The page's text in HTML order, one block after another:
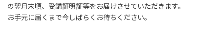
の翌月末頃、受講証明証等をお届けさせていただきます。
お手元に届くまで今しばらくお待ちください。